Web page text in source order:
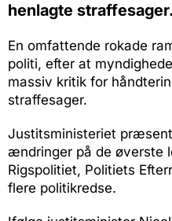
henlagte straffesager.
En omfattende rokade
politi, efter at
massiv kritik for
straffesager.
Justitsministeriet
ændringer på de øverste
Rigspolitiet, Politiets
flere politikredse.